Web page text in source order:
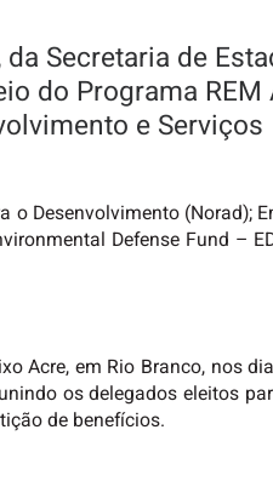
Secretaria de
do Programa REM
e Serviços
o Desenvolvimento (Norad);
Defense Fund –
Acre, em Rio Branco, nos
os delegados eleitos
de benefícios.